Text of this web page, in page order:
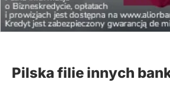
Pilska filie innych